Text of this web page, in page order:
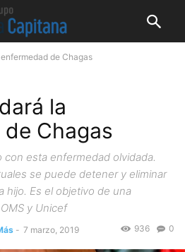
de Chagas
la
Chagas
con esta enfermedad olvidada.
se puede detener y eliminar
hijo. Es el objetivo de una
y Unicef
- 7 marzo, 2019 0
936